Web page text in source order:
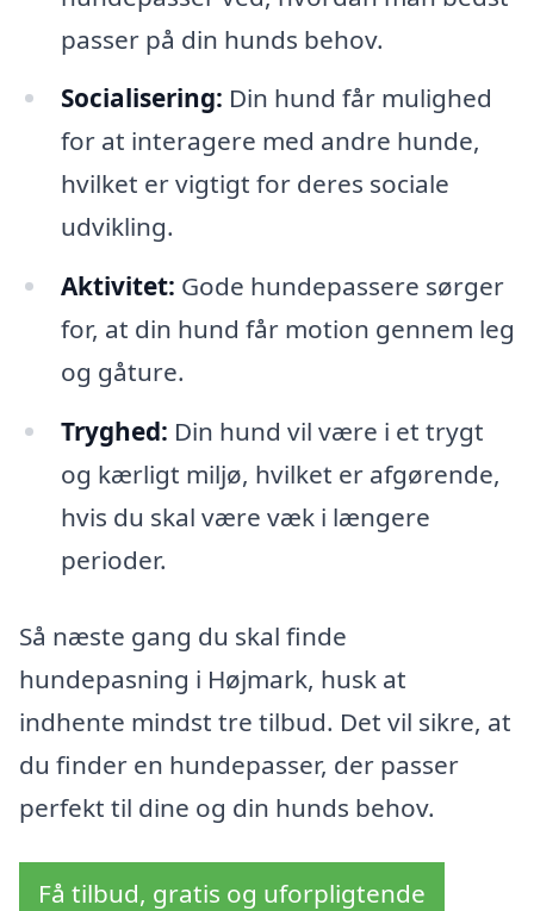
passer på din hunds behov.
Socialisering: Din hund får mulighed
for at interagere med andre hunde,
hvilket er vigtigt for deres sociale
udvikling.
Aktivitet: Gode hundepassere sørger
for, at din hund får motion gennem leg
og gåture.
Tryghed: Din hund vil være i et trygt
og kærligt miljø, hvilket er afgørende,
hvis du skal være væk i længere
perioder.
Så næste gang du skal finde
hundepasning i Højmark, husk at
indhente mindst tre tilbud. Det vil sikre, at
du finder en hundepasser, der passer
perfekt til dine og din hunds behov.
Få tilbud, gratis og uforpligtende